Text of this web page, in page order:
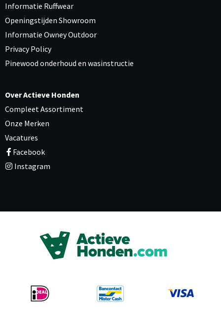
Informatie Ruffwear
Openingstijden Showroom
Informatie Owney Outdoor
Privacy Policy
Pinewood onderhoud en wasinstructie
Over Actieve Honden
Compleet Assortiment
Onze Merken
Vacatures
Facebook
Instagram